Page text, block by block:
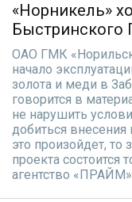
«Норникель»
Быстринского
ОАО ГМК
начало
золота и меди в
говорится в
не нарушить
добиться
это произойдет, то
проекта состоится
агентство